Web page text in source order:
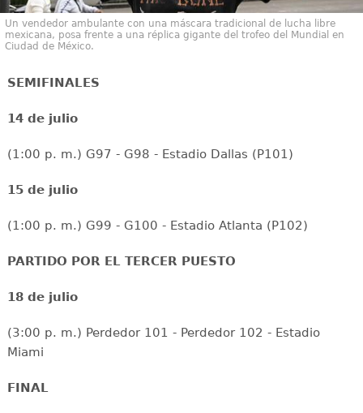
Un vendedor ambulante con una máscara tradicional de lucha libre
mexicana, posa frente a una réplica gigante del trofeo del Mundial en
Ciudad de México.
SEMIFINALES
14 de julio
(1:00 p. m.) G97 - G98 - Estadio Dallas (P101)
15 de julio
(1:00 p. m.) G99 - G100 - Estadio Atlanta (P102)
PARTIDO POR EL TERCER PUESTO
18 de julio
(3:00 p. m.) Perdedor 101 - Perdedor 102 - Estadio
Miami
FINAL